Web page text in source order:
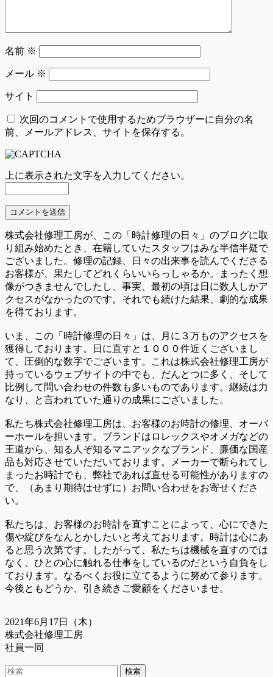
名前 ※
メール ※
サイト
次回のコメントで使用するためブラウザーに自分の名
前、メールアドレス、サイトを保存する。
上に表示された文字を入力してください。
株式会社修理工房が、この「時計修理の日々」のブログに取
り組み始めたとき、在籍していたスタッフはみな半信半疑で
ございました。修理の記録、日々の出来事を読んでくださる
お客様が、果たしてどれくらいいらっしゃるか。まったく想
像がつきませんでしたし、事実、最初の頃は日に数人しかア
クセスがなかったのです。それでも続けた結果、劇的な成果
を得ております。
いま、この「時計修理の日々」は、月に３万ものアクセスを
獲得しております。日に直すと１０００件近くございまし
て、圧倒的な数字でございます。これは株式会社修理工房が
持っているウェブサイトの中でも、だんとつに多く、そして
比例して問い合わせの件数も多いものであります。継続は力
なり、と言われていた通りの成果にございました。
私たち株式会社修理工房は、お客様のお時計の修理、オーバ
ーホールを担います。ブランドはロレックスやオメガなどの
王道から、知る人ぞ知るマニアックなブランド、廉価な国産
品も対応させていただいております。メーカーで断られてし
まったお時計でも、弊社であれば直せる可能性がありますの
で、（あまり期待はせずに）お問い合わせをお寄せくださ
い。
私たちは、お客様のお時計を直すことによって、心にできた
傷や綻びをなんとかしたいと考えております。時計は心にあ
ると思う次第です。したがって、私たちは機械を直すのでは
なく、ひとの心に触れる仕事をしているのだという自負をし
ております。なるべくお役に立てるように努めて参ります。
今後ともどうか、引き続きご愛顧をくださいませ。
2021年6月17日（木）
株式会社修理工房
社員一同